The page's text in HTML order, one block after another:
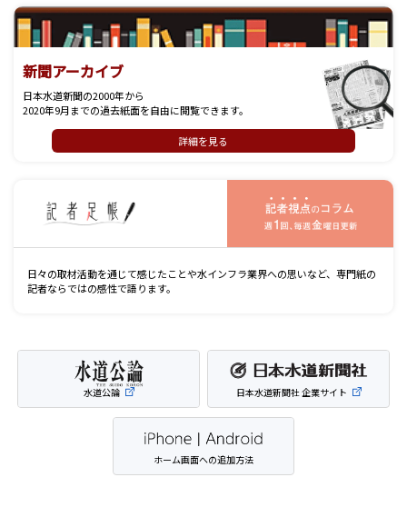
新聞アーカイブ
日本水道新聞の2000年から
2020年9月までの過去紙面を自由に閲覧できます。
詳細を見る
日々の取材活動を通じて感じたことや水インフラ業界への思いなど、専門紙の
記者ならではの感性で語ります。
水道公論 日本水道新聞社 企業サイト
ホーム画面への追加方法